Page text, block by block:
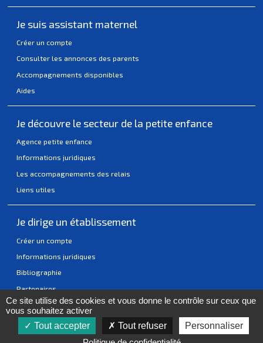
Je suis assistant maternel
Créer un compte
Consulter les annonces des parents
Accompagnements disponibles
Aides
Je découvre le secteur de la petite enfance
Agence petite enfance
Informations juridiques
Les accompagnements des relais
Liens utiles
Je dirige un établissement
Créer un compte
Informations juridiques
Bibliographie
Partenaires
Actualités Mentions légales Accessibilité
Politique Cookies
Réalisation Pixell
Ce site utilise des cookies et vous donne le contrôle sur ceux que
vous souhaitez activer
Tout accepter
Tout refuser
Personnaliser